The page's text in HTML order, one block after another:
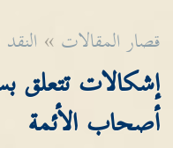
قصار المقالات »
إشكالات تتعلق
أصحاب الأئمة